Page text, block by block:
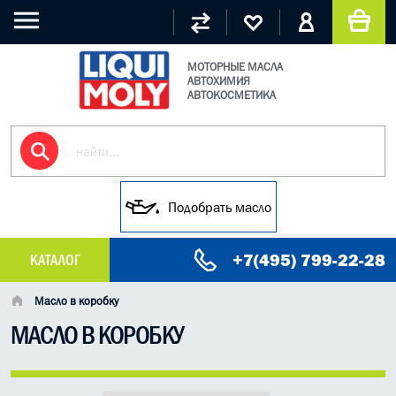
МОТОРНЫЕ МАСЛА
АВТОХИМИЯ
АВТОКОСМЕТИКА
Подобрать масло
КАТАЛОГ +7(495) 799-22-28
МАСЛО МОТОРНОЕ
ГРУЗОВЫЕ МАСЛА
ГИДРАВЛИЧЕСКИЕ МАСЛА
Масло в коробку
МАСЛО В КОРОБКУ